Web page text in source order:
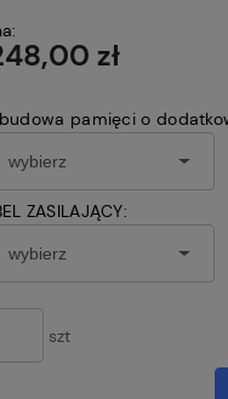
zł
pamięci o
ZASILAJĄCY:
szt